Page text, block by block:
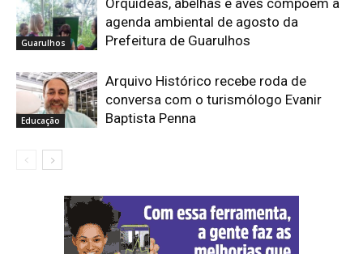
Guarulhos
agenda ambiental de agosto da
Prefeitura de Guarulhos
Educação
Arquivo Histórico recebe roda de
conversa com o turismólogo Evanir
Baptista Penna